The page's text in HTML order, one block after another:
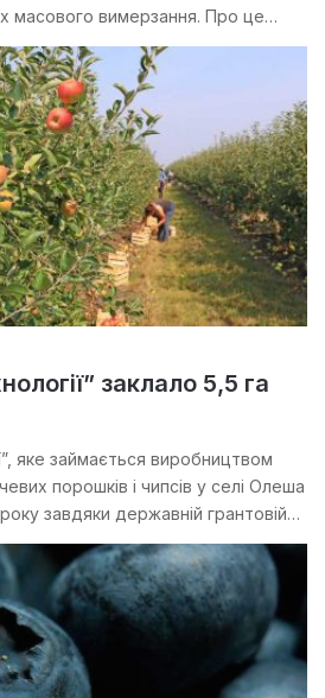
масового вимерзання. Про це…
заклало 5,5 га
яке займається виробництвом
порошків і чипсів у селі Олеша
завдяки державній грантовій…